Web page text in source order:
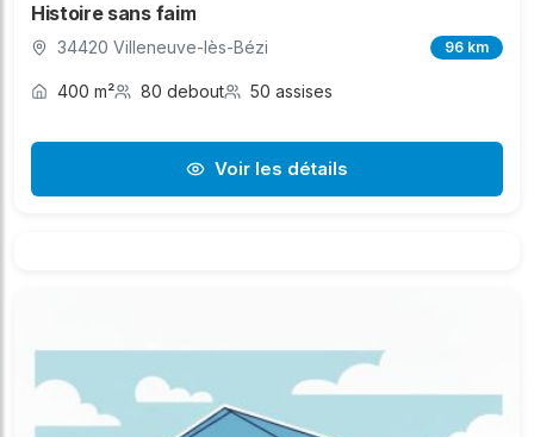
Histoire sans faim
34420 Villeneuve-lès-Bézi 96 km
400 m² 80 debout 50 assises
Voir les détails